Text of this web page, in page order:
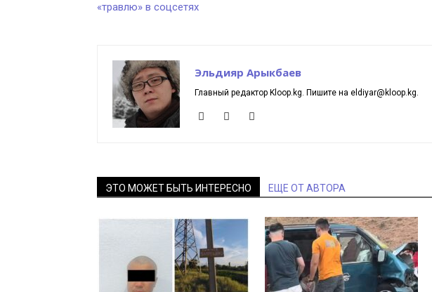
«травлю» в соцсетях
Эльдияр Арыкбаев
Главный редактор Kloop.kg. Пишите на eldiyar@kloop.kg.
ЭТО МОЖЕТ БЫТЬ ИНТЕРЕСНО ЕЩЕ ОТ АВТОРА